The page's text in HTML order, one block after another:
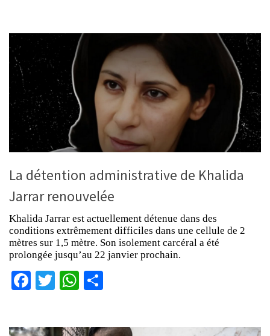
La détention administrative de Khalida
Jarrar renouvelée
Khalida Jarrar est actuellement détenue dans des
conditions extrêmement difficiles dans une cellule de 2
mètres sur 1,5 mètre. Son isolement carcéral a été
prolongée jusqu’au 22 janvier prochain.
Facebook
TwitterWhatsApp